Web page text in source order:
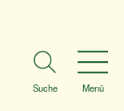
Suche Menü